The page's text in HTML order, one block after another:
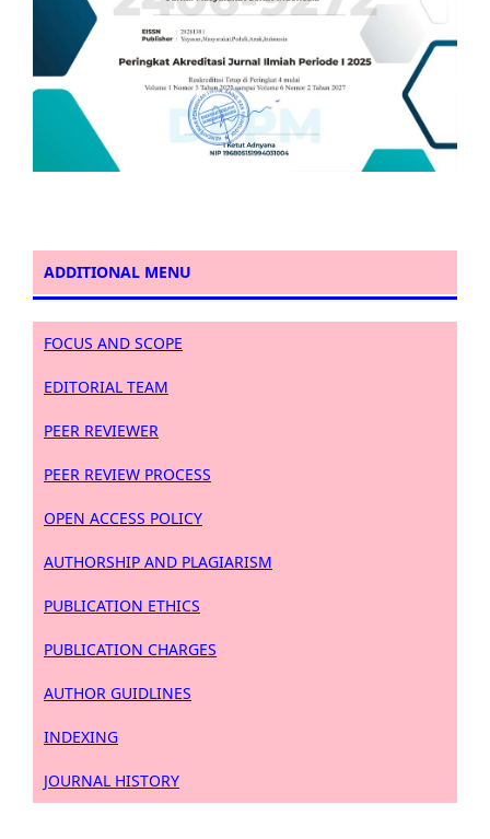
ADDITIONAL MENU
FOCUS AND SCOPE
EDITORIAL TEAM
PEER REVIEWER
PEER REVIEW PROCESS
OPEN ACCESS POLICY
AUTHORSHIP AND PLAGIARISM
PUBLICATION ETHICS
PUBLICATION CHARGES
AUTHOR GUIDLINES
INDEXING
JOURNAL HISTORY